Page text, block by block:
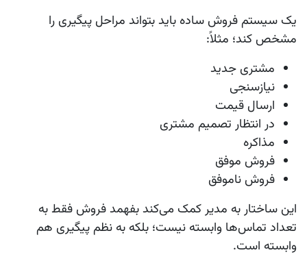
یک سیستم فروش ساده باید بتواند مراحل پیگیری را
مشخص کند؛ مثلاً:
مشتری جدید
نیازسنجی
ارسال قیمت
در انتظار تصمیم مشتری
مذاکره
فروش موفق
فروش ناموفق
این ساختار به مدیر کمک می‌کند بفهمد فروش فقط به
تعداد تماس‌ها وابسته نیست؛ بلکه به نظم پیگیری هم
وابسته است.